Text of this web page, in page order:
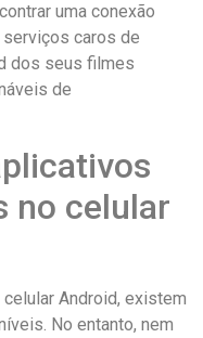
uma conexão
caros de
dos seus filmes
​​de
no celular
Android, existem
No entanto, nem